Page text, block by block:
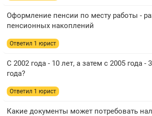
Оформление пенсии по месту работы -
пенсионных накоплений
Ответил 1 юрист
С 2002 года - 10 лет, а затем с 2005 года
года?
Ответил 1 юрист
Какие документы может потребовать